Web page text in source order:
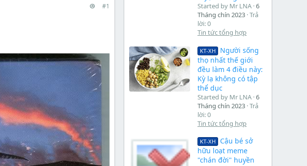
#1
Started by Mr LNA 6
Tháng chín 2023 Trả
lời: 0
Tin tức tổng hợp
KT-XH
Người sống
thọ nhất thế giới
đều làm 4 điều này:
Kỳ lạ không có tập
thể dục
Started by Mr LNA 6
Tháng chín 2023 Trả
lời: 0
Tin tức tổng hợp
KT-XH
Cậu bé sở
hữu loạt meme
"chán đời" huyền